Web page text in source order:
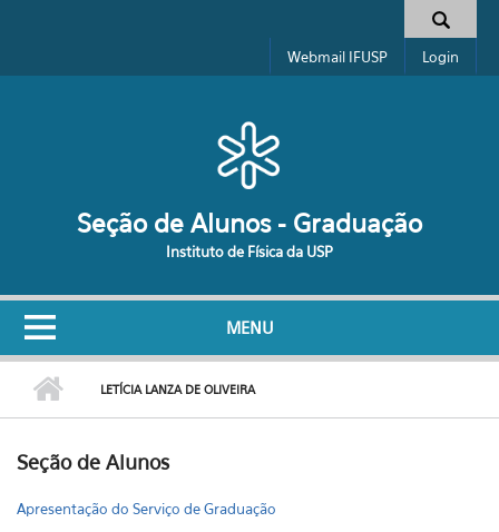
Formulário de busca
Webmail IFUSP Login
Seção de Alunos - Graduação
Instituto de Física da USP
MENU
LETÍCIA LANZA DE OLIVEIRA
Seção de Alunos
Apresentação do Serviço de Graduação